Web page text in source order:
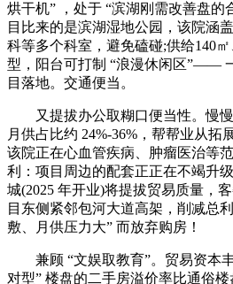
烘干机” ，处于 “滨湖刚需改善盘的
目比来的是滨湖湿地公园，该院涵
科等多个科室，避免磕碰;供给140
型，阳台可打制 “浪漫休闲区”——
目落地。交通便当。
又提拔办公取糊口便当性。慢慢
月供占比约 24%-36%，帮帮业从拓
该院正在心血管疾病、肿瘤医治等
利：项目周边的配套正正在不竭升
城(2025 年开业)将提拔贸易质量，
目东侧紧邻包河大道高架，削减总
敷、月供压力大” 而放弃购房！
兼顾 “文娱取教育”。贸易资本丰
对型” 楼盘的二手房溢价率比通俗